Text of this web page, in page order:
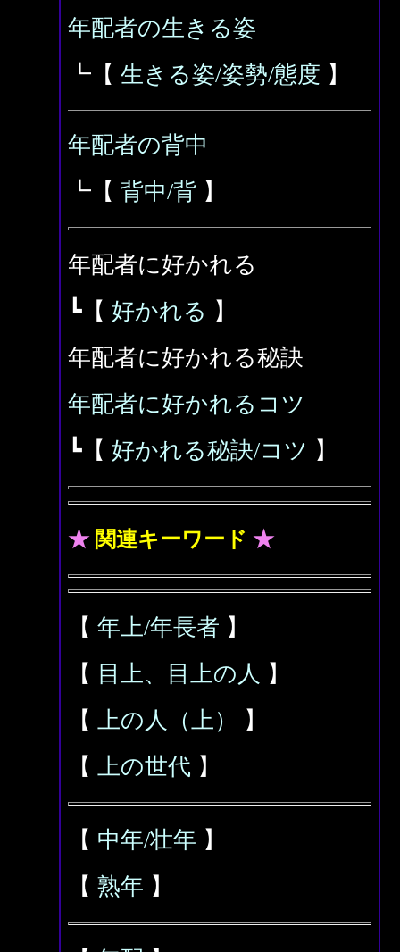
年配者の生きる姿
┗【 生きる姿/姿勢/態度 】
年配者の背中
┗【 背中/背 】
年配者に好かれる
┗【 好かれる 】
年配者に好かれる秘訣
年配者に好かれるコツ
┗【 好かれる秘訣/コツ 】
★ 関連キーワード ★
【 年上/年長者 】
【 目上、目上の人 】
【 上の人（上）
】
【 上の世代 】
【 中年/壮年 】
【 熟年 】